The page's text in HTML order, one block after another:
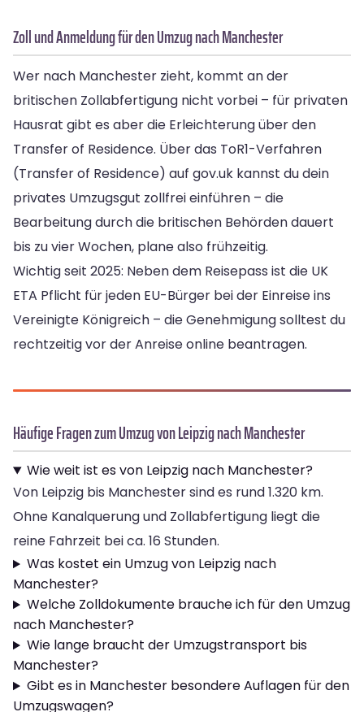
Zoll und Anmeldung für den Umzug nach Manchester
Wer nach Manchester zieht, kommt an der
britischen Zollabfertigung nicht vorbei – für privaten
Hausrat gibt es aber die Erleichterung über den
Transfer of Residence. Über das ToR1-Verfahren
(Transfer of Residence) auf gov.uk kannst du dein
privates Umzugsgut zollfrei einführen – die
Bearbeitung durch die britischen Behörden dauert
bis zu vier Wochen, plane also frühzeitig.
Wichtig seit 2025: Neben dem Reisepass ist die UK
ETA Pflicht für jeden EU-Bürger bei der Einreise ins
Vereinigte Königreich – die Genehmigung solltest du
rechtzeitig vor der Anreise online beantragen.
Häufige Fragen zum Umzug von Leipzig nach Manchester
Wie weit ist es von Leipzig nach Manchester?
Von Leipzig bis Manchester sind es rund 1.320 km.
Ohne Kanalquerung und Zollabfertigung liegt die
reine Fahrzeit bei ca. 16 Stunden.
Was kostet ein Umzug von Leipzig nach
Manchester?
Welche Zolldokumente brauche ich für den Umzug
nach Manchester?
Wie lange braucht der Umzugstransport bis
Manchester?
Gibt es in Manchester besondere Auflagen für den
Umzugswagen?